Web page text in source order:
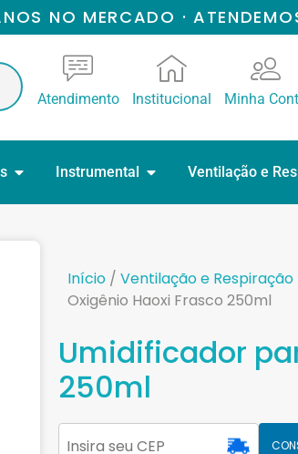
NO MERCADO ·
Atendimento Institucional Minha
Instrumental Ventilação e
Início/ Ventilação e Respiração
Oxigênio Haoxi Frasco 250ml
Umidificador
250ml